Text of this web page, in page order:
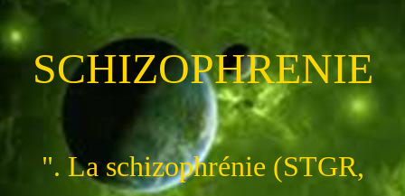
SCHIZOPHRENIE
". La schizophrénie (STGR,